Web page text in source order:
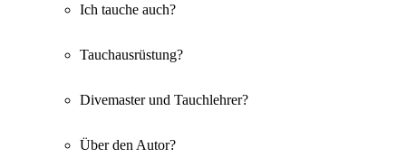
Ich tauche auch?
Tauchausrüstung?
Divemaster und Tauchlehrer?
Über den Autor?